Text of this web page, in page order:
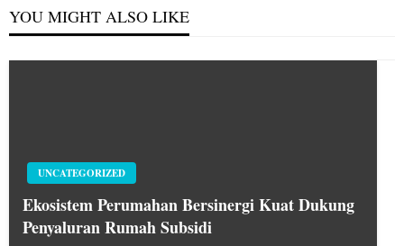
YOU MIGHT ALSO LIKE
UNCATEGORIZED
Ekosistem Perumahan Bersinergi Kuat Dukung
Penyaluran Rumah Subsidi